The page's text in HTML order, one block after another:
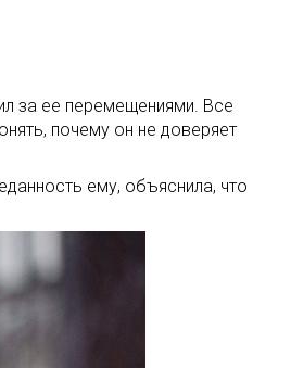
за ее перемещениями. Все
почему он не доверяет
ему, объяснила, что